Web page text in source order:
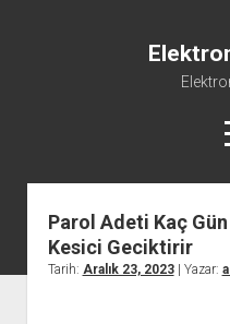
Instagram Gizli
Parol Adeti Kaç
Kesici Geciktirir
Tarih: Aralık 23, 2023| Yazar: